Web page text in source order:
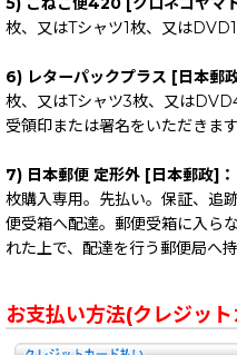
枚、又はTシャツ1枚、又は
6) レターパックプラス [日本郵
枚、又はTシャツ3枚、又は
受領印または署名をいただきま
7) 日本郵便 定形外 [日本郵政]：
枚購入専用。先払い。保証、追
便受箱へ配達。郵便受箱に入ら
れた上で、配達を行う郵便局へ
お支払い方法(クレジッ